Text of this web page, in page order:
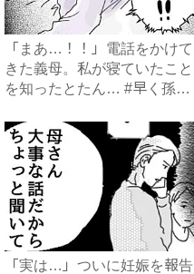
「まあ…！！」電話をかけて
きた義母。私が寝ていたこと
を知ったとたん… #早く孫
「実は…」ついに妊娠を報告